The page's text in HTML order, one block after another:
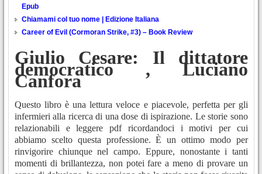
Epub
Chiamami col tuo nome | Edizione Italiana
Career of Evil (Cormoran Strike, #3) – Book Review
Giulio Cesare: Il dittatore
democratico , Luciano
Canfora
Questo libro è una lettura veloce e piacevole, perfetta per gli
infermieri alla ricerca di una dose di ispirazione. Le storie sono
relazionabili e leggere pdf ricordandoci i motivi per cui
abbiamo scelto questa professione. È un ottimo modo per
rinvigorire chiunque nel campo. Eppure, nonostante i tanti
momenti di brillantezza, non potei fare a meno di provare un